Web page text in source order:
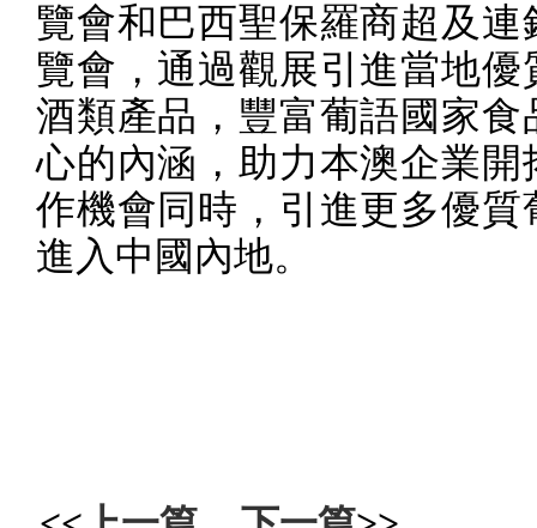
覽會和巴西聖保羅商超及連
覽會，通過觀展引進當地優
酒類產品，豐富葡語國家食
心的內涵，助力本澳企業開
作機會同時，引進更多優質
進入中國內地。